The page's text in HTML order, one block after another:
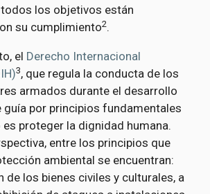
los objetivos están
su cumplimiento2.
el Derecho Internacional
3, que regula la conducta de los
armados durante el desarrollo
guía por principios fundamentales
proteger la dignidad humana.
entre los principios que
ambiental se encuentran:
de los bienes civiles y culturales, a